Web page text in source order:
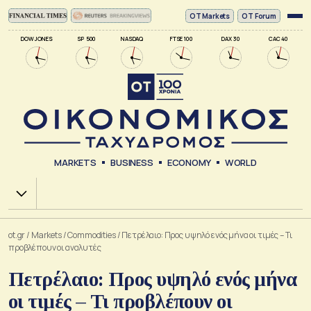
DOW JONES SP 500 NASDAQ FTSE 100 DAX 30 CAC 40
ΟΤ Markets OT Forum
MARKETS BUSINESS ECONOMY WORLD
Χ.Α.
ot.gr/ Markets/Commodities/Πετρέλαιο: Προς υψηλό ενός μήνα οι τιμές – Τι
προβλέπουν οι αναλυτές
Πετρέλαιο: Προς υψηλό ενός μήνα
οι τιμές – Τι προβλέπουν οι